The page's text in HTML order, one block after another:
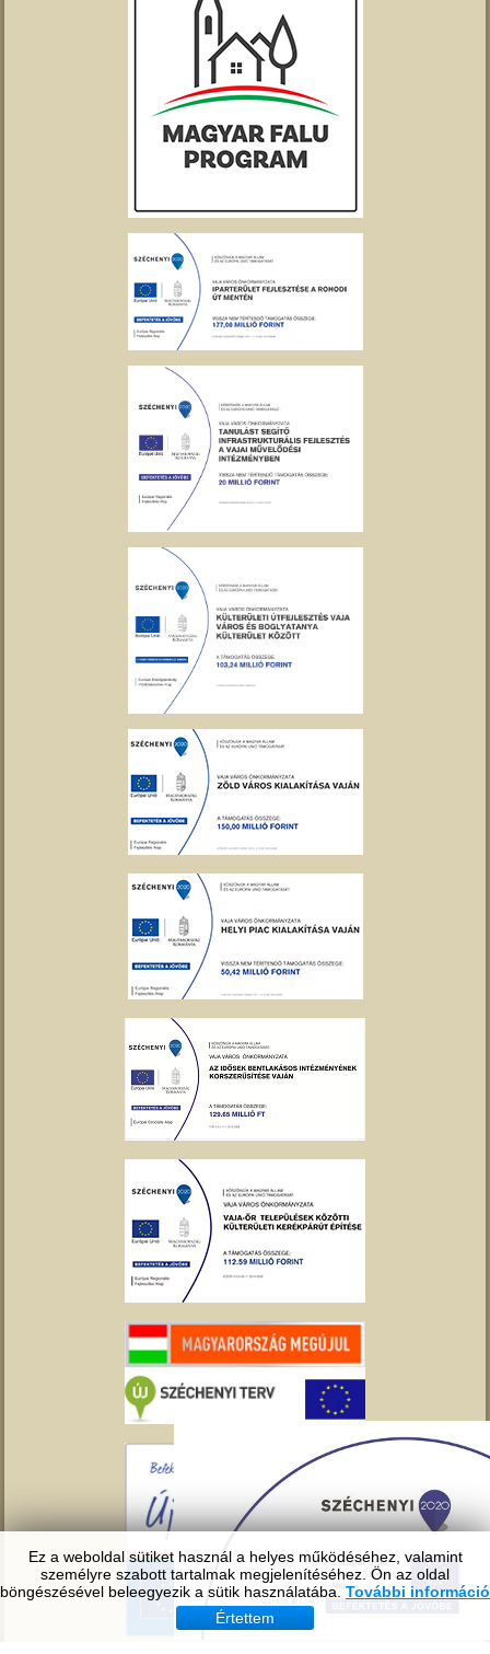
Ez a weboldal sütiket használ a helyes működéséhez, valamint
személyre szabott tartalmak megjelenítéséhez. Ön az oldal
böngészésével beleegyezik a sütik használatába. További információ
Értettem